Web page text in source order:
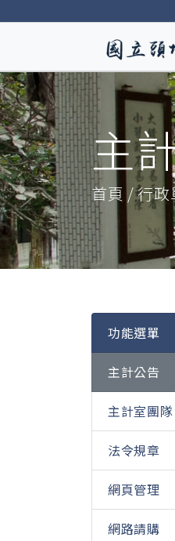
主
首頁 / 行
功能選單
主計公告
主計室團隊
法令規章
網頁管理
網路請購